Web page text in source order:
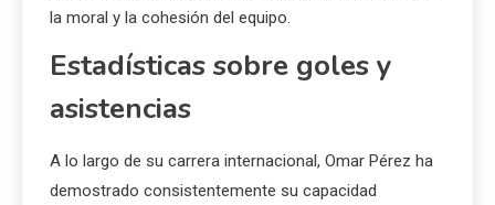
la moral y la cohesión del equipo.
Estadísticas sobre goles y
asistencias
A lo largo de su carrera internacional, Omar Pérez ha
demostrado consistentemente su capacidad